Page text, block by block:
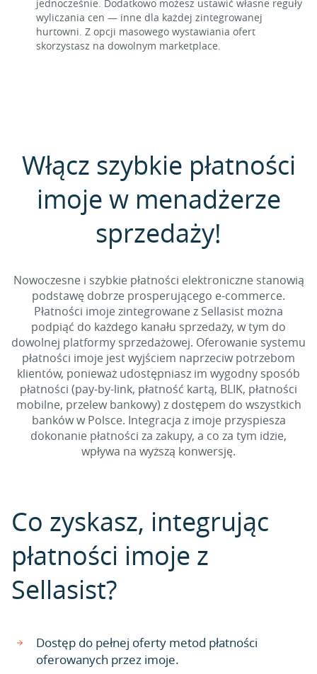
jednocześnie. Dodatkowo możesz ustawić własne reguły
wyliczania cen — inne dla każdej zintegrowanej
hurtowni. Z opcji masowego wystawiania ofert
skorzystasz na dowolnym marketplace.
Włącz szybkie płatności
imoje w menadżerze
sprzedaży!
Nowoczesne i szybkie płatności elektroniczne stanowią
podstawę dobrze prosperującego e-commerce.
Płatności imoje zintegrowane z Sellasist można
podpiąć do każdego kanału sprzedaży, w tym do
dowolnej platformy sprzedażowej. Oferowanie systemu
płatności imoje jest wyjściem naprzeciw potrzebom
klientów, ponieważ udostępniasz im wygodny sposób
płatności (pay-by-link, płatność kartą, BLIK, płatności
mobilne, przelew bankowy) z dostępem do wszystkich
banków w Polsce. Integracja z imoje przyspiesza
dokonanie płatności za zakupy, a co za tym idzie,
wpływa na wyższą konwersję.
Co zyskasz, integrując
płatności imoje z
Sellasist?
Dostęp do pełnej oferty metod płatności
oferowanych przez imoje.